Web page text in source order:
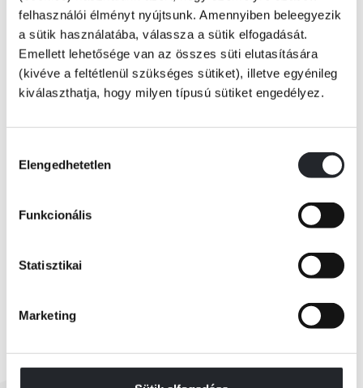
felhasználói élményt nyújtsunk. Amennyiben beleegyezik
a sütik használatába, válassza a sütik elfogadását.
Emellett lehetősége van az összes süti elutasítására
(kivéve a feltétlenül szükséges sütiket), illetve egyénileg
kiválaszthatja, hogy milyen típusú sütiket engedélyez.
kiválasztása
Elengedhetetlen
Funkcionális
Statisztikai
Marketing
állapotától függ, akkor ez nem kis dolog. Egyre nyilvánvalóbb -
tudományos adatok igazolják -, hogy a túlsúly, a depresszió, a különféle
allergiák és számos komoly betegség mind-mind összefüggenek beleink
állapotával. Ha tehát egészségesek akarunk maradni, törődnünk kell az
emésztésünkkel. Giulia Enders fiatal német kutatóorvos könnyed
világába. Számos praktikus tanáccsal is szolgál, hogy a sokak életét
lehessen inteni.
Tovább
RÉSZLET A KÖNYVBŐL